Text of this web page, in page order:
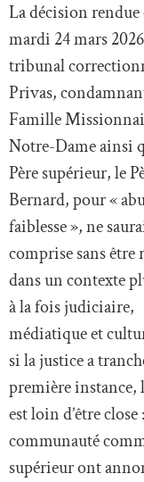
La décision rendue
mardi 24 mars
tribunal
Privas,
Famille
Notre-Dame ainsi
Père supérieur, le
Bernard, pour «
faiblesse », ne
comprise sans être
dans un contexte
à la fois judiciaire,
médiatique et
si la justice a
première instance,
est loin d’être close
communauté
supérieur ont